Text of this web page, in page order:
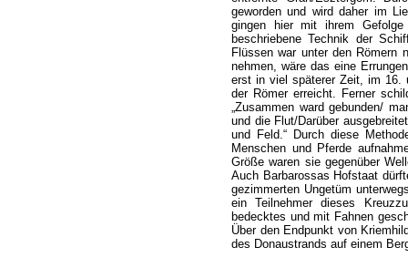
geworden und wird daher im
gingen hier mit ihrem
beschriebene Technik der
Flüssen war unter den Römern
nehmen, wäre das eine
erst in viel späterer Zeit, im 16.
der Römer erreicht. Ferner
„Zusammen ward gebunden/
und die Flut/Darüber
und Feld.“ Durch diese
Menschen und Pferde
Größe waren sie gegenüber
Auch Barbarossas Hofstaat
gezimmerten Ungetüm
ein Teilnehmer dieses
bedecktes und mit Fahnen
Über den Endpunkt von
des Donaustrands auf einem